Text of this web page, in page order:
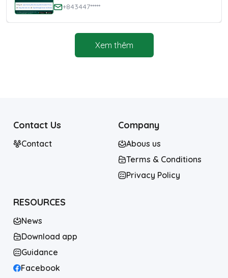
+843447*****
Xem thêm
Contact Us
Contact
Company
Abous us
Terms & Conditions
Privacy Policy
RESOURCES
News
Download app
Guidance
Facebook